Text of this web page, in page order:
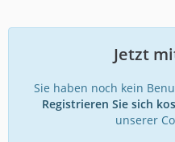
Jetzt
Sie haben noch kein
Registrieren Sie sich
unserer